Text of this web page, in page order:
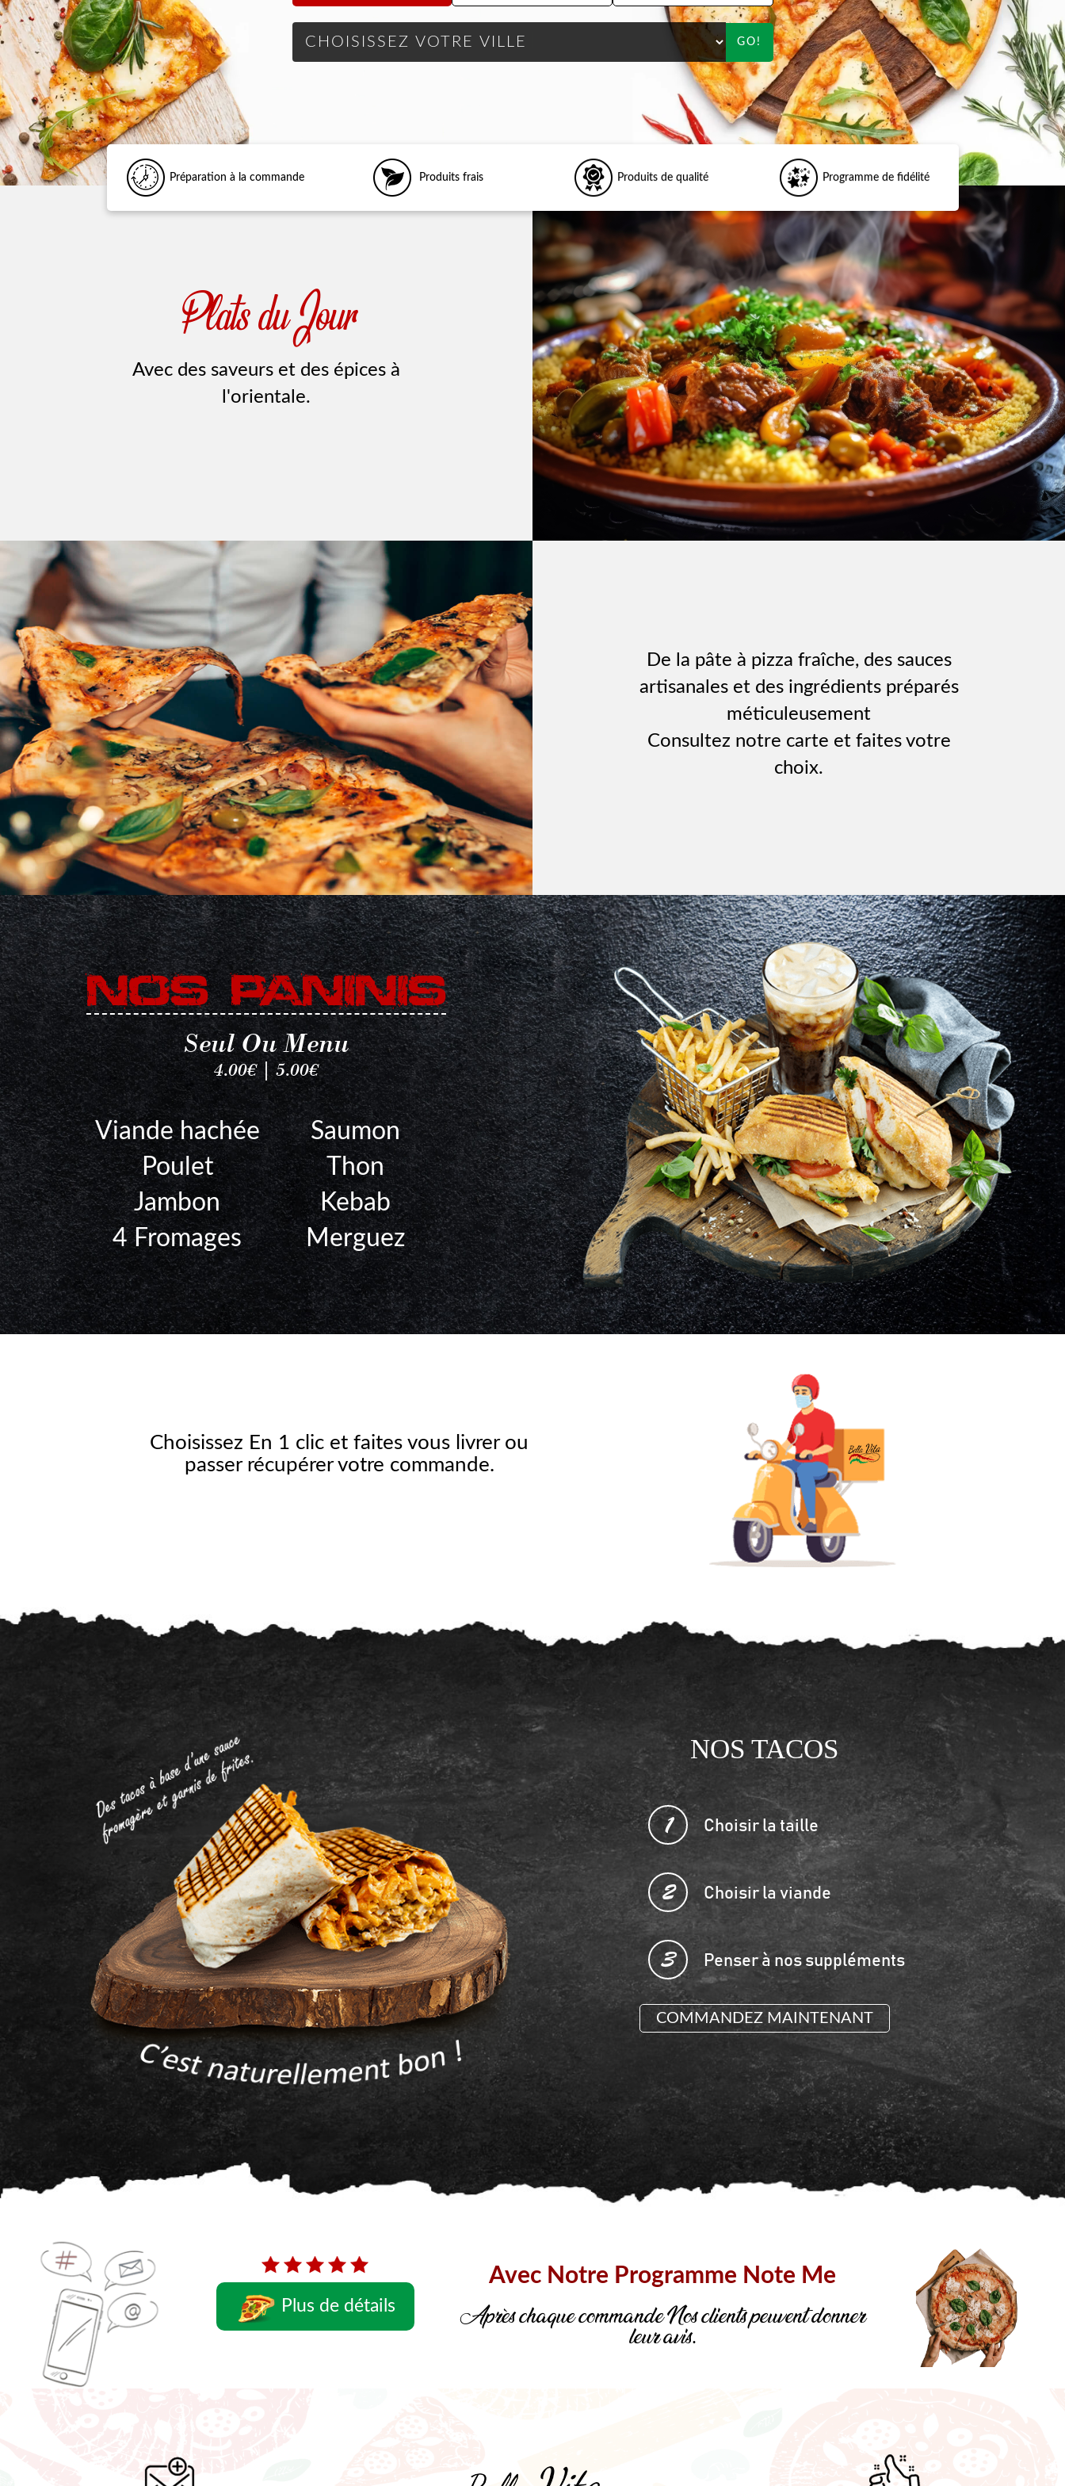
GO!
Préparation à la commande Produits frais Produits de qualité Programme de fidélité
Plats du Jour
Avec des saveurs et des épices à
l'orientale.
De la pâte à pizza fraîche, des sauces
artisanales et des ingrédients préparés
méticuleusement
Consultez notre carte et faites votre
choix.
NOS PANINIS
Seul Ou Menu
4.00€ | 5.00€
Viande hachée
Saumon
Poulet
Thon
Jambon
Kebab
4 Fromages
Merguez
Choisissez En 1 clic et faites vous livrer ou
passer récupérer votre commande.
NOS TACOS
1 Choisir la taille
2 Choisir la viande
3 Penser à nos suppléments
COMMANDEZ MAINTENANT
Plus de détails
Avec Notre Programme Note Me
Après chaque commande Nos clients peuvent donner
leur avis.